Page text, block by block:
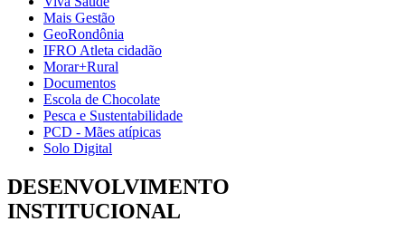
Mais Gestão
GeoRondônia
IFRO Atleta cidadão
Morar+Rural
Documentos
Escola de Chocolate
Pesca e Sustentabilidade
PCD - Mães atípicas
Solo Digital
DESENVOLVIMENTO
INSTITUCIONAL